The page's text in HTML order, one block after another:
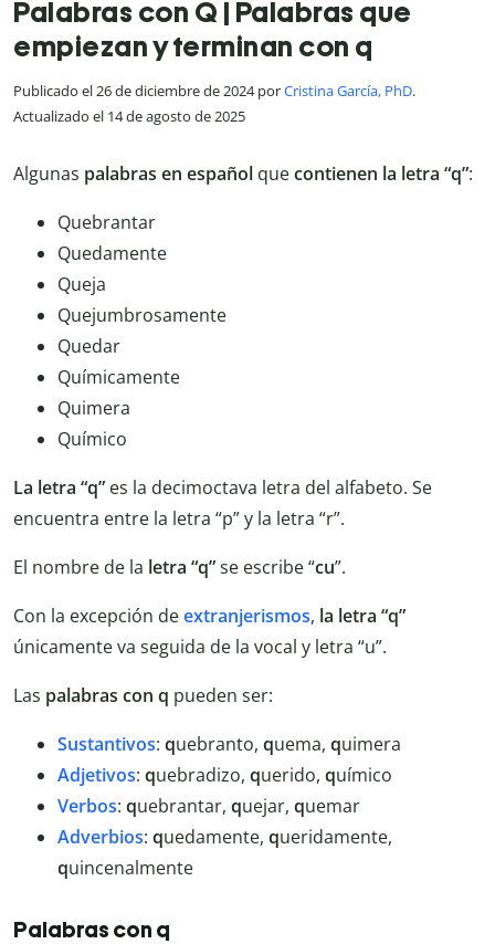
Palabras con Q | Palabras que
empiezan y terminan con q
Publicado el 26 de diciembre de 2024 porCristina García, PhD.
Actualizado el 14 de agosto de 2025
Algunas palabras en español quecontienen la letra “q”:
Quebrantar
Quedamente
Queja
Quejumbrosamente
Quedar
Químicamente
Quimera
Químico
La letra “q” es la decimoctava letra del alfabeto. Se
encuentra entre la letra “p” y la letra “r”.
El nombre de la letra “q”se escribe “cu”.
Con la excepción deextranjerismos, la letra “q”
únicamente va seguida de la vocal y letra “u”.
Las palabras con q pueden ser:
Sustantivos: quebranto, quema, quimera
Adjetivos: quebradizo, querido, químico
Verbos: quebrantar, quejar, quemar
Adverbios: quedamente, queridamente,
quincenalmente
Palabras con q